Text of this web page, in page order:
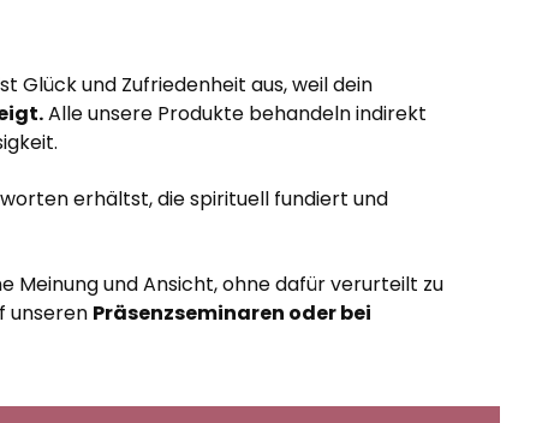
Glück und Zufriedenheit aus, weil dein
Alle unsere Produkte behandeln indirekt
erhältst, die spirituell fundiert und
Meinung und Ansicht, ohne dafür verurteilt zu
unseren Präsenzseminaren oder bei